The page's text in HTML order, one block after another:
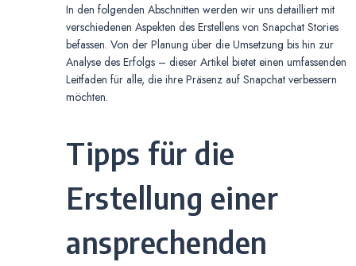
In den folgenden Abschnitten werden wir uns detailliert mit
verschiedenen Aspekten des Erstellens von Snapchat Stories
befassen. Von der Planung über die Umsetzung bis hin zur
Analyse des Erfolgs – dieser Artikel bietet einen umfassenden
Leitfaden für alle, die ihre Präsenz auf Snapchat verbessern
möchten.
Tipps für die
Erstellung einer
ansprechenden